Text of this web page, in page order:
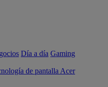
Día a día Gaming
de pantalla Acer